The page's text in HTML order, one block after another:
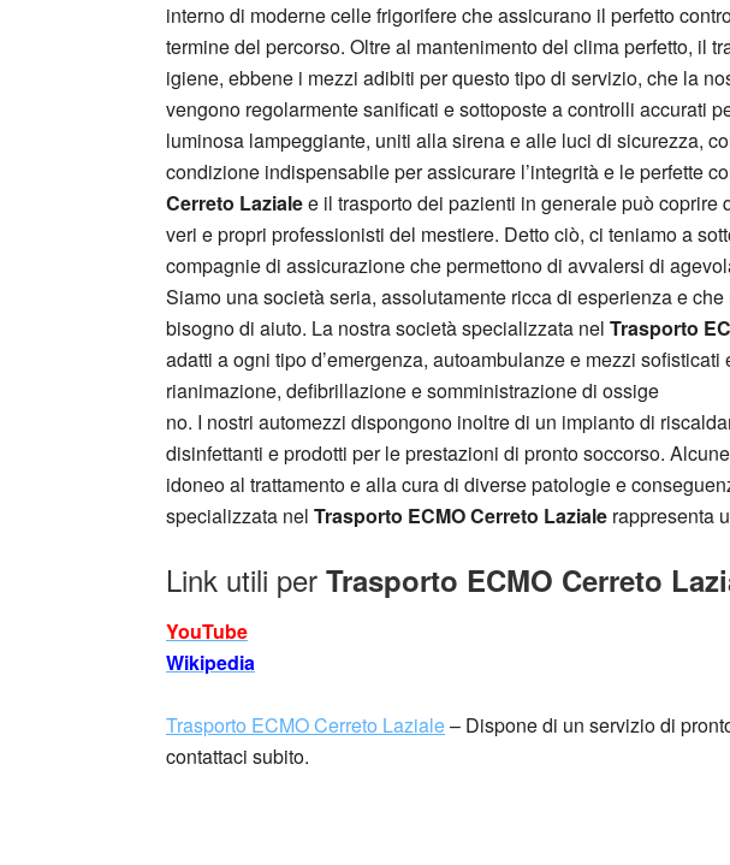
interno di moderne celle frigorifere che assicurano il perfetto
termine del percorso. Oltre al mantenimento del clima perfetto, il
igiene, ebbene i mezzi adibiti per questo tipo di servizio, che la
vengono regolarmente sanificati e sottoposte a controlli accurati
luminosa lampeggiante, uniti alla sirena e alle luci di sicurezza,
condizione indispensabile per assicurare l’integrità e le perfette
Cerreto Lazialee il trasporto dei pazienti in generale può
veri e propri professionisti del mestiere. Detto ciò, ci teniamo a
compagnie di assicurazione che permettono di avvalersi di
Siamo una società seria, assolutamente ricca di esperienza e
bisogno di aiuto. La nostra società specializzata nel Trasporto
adatti a ogni tipo d’emergenza, autoambulanze e mezzi
rianimazione, defibrillazione e somministrazione di ossige
no. I nostri automezzi dispongono inoltre di un impianto di
disinfettanti e prodotti per le prestazioni di pronto soccorso.
idoneo al trattamento e alla cura di diverse patologie e
specializzata nel Trasporto ECMO Cerreto Laziale rappresenta
Link utili per Trasporto ECMO Cerreto
YouTube
Wikipedia
Trasporto ECMO Cerreto Laziale– Dispone di un servizio di
contattaci subito.